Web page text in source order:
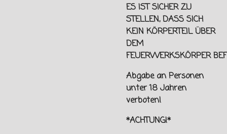
ES IST SICHER ZU
STELLEN, DASS SICH
KEIN KÖRPERTEIL ÜBER
DEM
FEUERWERKSKÖRPER
Abgabe an Personen
unter18 Jahren
verboten!
*ACHTUNG!*